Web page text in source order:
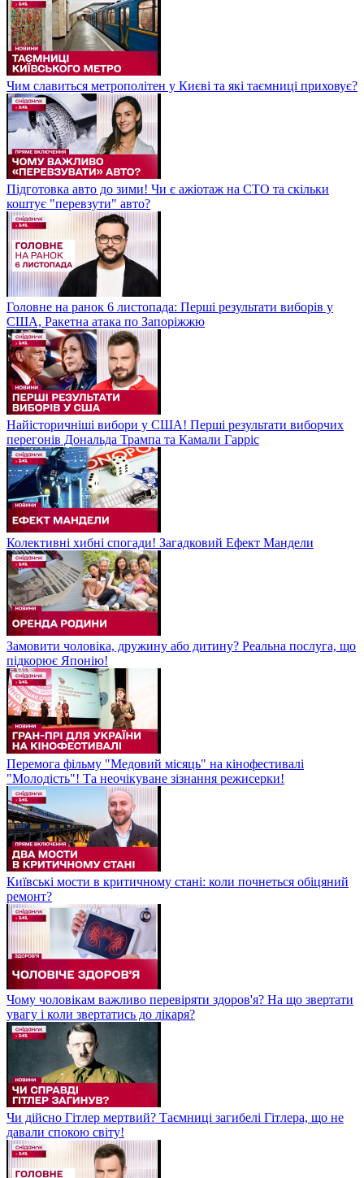
Чим славиться метрополітен у Києві та які таємниці приховує?
Підготовка авто до зими! Чи є ажіотаж на СТО та скільки
коштує "перевзути" авто?
Головне на ранок 6 листопада: Перші результати виборів у
США, Ракетна атака по Запоріжжю
Найісторичніші вибори у США! Перші результати виборчих
перегонів Дональда Трампа та Камали Гарріс
Колективні хибні спогади! Загадковий Ефект Мандели
Замовити чоловіка, дружину або дитину? Реальна послуга, що
підкорює Японію!
Перемога фільму "Медовий місяць" на кінофестивалі
"Молодість"! Та неочікуване зізнання режисерки!
Київські мости в критичному стані: коли почнеться обіцяний
ремонт?
Чому чоловікам важливо перевіряти здоров'я? На що звертати
увагу і коли звертатись до лікаря?
Чи дійсно Гітлер мертвий? Таємниці загибелі Гітлера, що не
давали спокою світу!